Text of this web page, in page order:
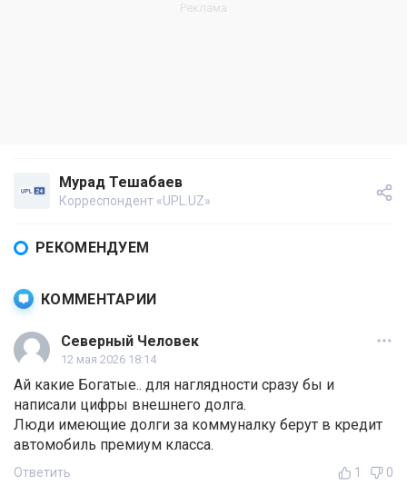
Мурад Тешабаев
Корреспондент «UPL.UZ»
РЕКОМЕНДУЕМ
КОММЕНТАРИИ
Северный Человек
12 мая 2026 18:14
Ай какие Богатые.. для наглядности сразу бы и
написали цифры внешнего долга.
Люди имеющие долги за коммуналку берут в кредит
автомобиль премиум класса.
Ответить 1 0